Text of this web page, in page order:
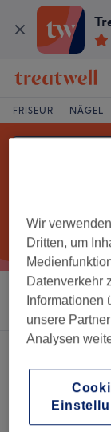
FRISEUR NÄGEL
Sortieren nach
Ein Salon, der
Wir
Dritten, um
Datenverkehr
Informationen
unsere
Analysen